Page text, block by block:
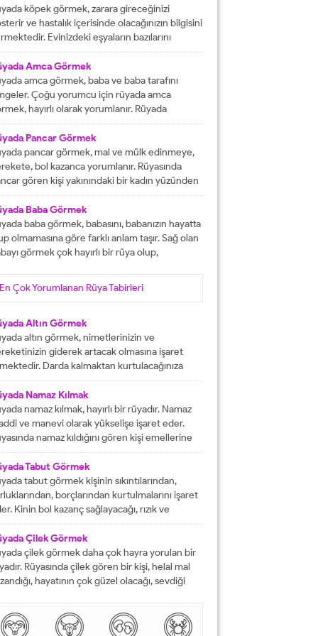
olmasına işaret etmektedir. İşlerinizin
gideceğini gösterirken, ömür boyu
olan konforlu bir hayatın varlığına delalet
Ağız tadınızı bozan faktörleri...
köpek görmek, zarara gireceğinizi
ve hastalık içerisinde olacağınızın bilgisini
Evinizdeki eşyaların bazılarını
delalet etmektedir. Kuvvetsiz
durumun içerisinde kalacağınızın ve rahatsızlık
olacağınızın haberini vermektedir.
dönemlerin içerisinde olacağınızın
verir ve kendinizi başarısız
işaret olacaktır. Diğer yandan ise
yapacak olan kişilerden dolayı başınızın...
Amca Görmek
amca görmek, baba ve baba tarafını
Çoğu yorumcu için rüyada amca
hayırlı olarak yorumlanır. Rüyada
gören kişi, kısa süre içerisinde
çözüp, huzura kavuşacak demektir.
bu rüyayı gören kişinin sağlık sıkıntıları varsa,
çözüme ulaşacak olarak yorumlanır. İşsiz
kişinin bu rüyayı görmesi hayırlı iş
Pancar Görmek
pancar görmek, mal ve mülk edinmeye,
bol kazanca yorumlanır. Rüyasında
gören kişi yakınındaki bir kadın yüzünden
düşebilir, acı haber alabilir, başına gelecek
üzüntüye ve kedere tabir edilebilir. Bekar
rüyasında pancar görürse, yakın zamanda
yada evlenir. Evli birisinin gördüğü
rüyası, eşiyle kavgaya yada ayrılığa...
Baba Görmek
baba görmek, babasını, babanızın hayatta
olmamasına göre farklı anlam taşır. Sağ olan
görmek çok hayırlı bir rüya olup,
veren veren en değerli varlıklar, kişinin
etmiş ise ihtiyacı olanlara yardım etmesi
En Çok Yorumlanan Rüya Tabirleri
Altın Görmek
altın görmek, nimetlerinizin ve
giderek artacak olmasına işaret
Darda kalmaktan kurtulacağınıza
eder ve engelleri yok edeceğinizi
İyi bir hayata sahip olmanızın
tüm pürüzlerin yok olacağını işaret
Emeklerinizin heba olmayacağını
rüyalardan birisi şeklinde
Rüyada altın bileklik görmek,
giderek artacak olmasına delalet
Namaz Kılmak
namaz kılmak, hayırlı bir rüyadır. Namaz
ve manevi olarak yükselişe işaret eder.
namaz kıldığını gören kişi emellerine
zamanda ulaşır. Namaz, rüya da olsa kişinin
güçleneceğini ve Allah tarafından
bir kişi olduğunu gösterir. Rüyalarımızda
çoğunlukla gerçek hayatla birebir
Rüyalarımızda...
Tabut Görmek
tabut görmek kişinin sıkıntılarından,
borçlarından kurtulmalarını işaret
Kinin bol kazanç sağlayacağı, rızık ve
anlamına gelir. Rüya sırasında tabut
aynı zaman da kişinin bahtının ve
kapanmış olduğunu ifade eder. Rüyada
görmek aynı zamanda kişinin yol hazırlığına
anlamına gelir....
Çilek Görmek
çilek görmek daha çok hayra yorulan bir
Rüyasında çilek gören bir kişi, helal mal
hayatının çok güzel olacağı, sevdiği
çoğunlukla aşkı ve tutkuyu da delalet eder.